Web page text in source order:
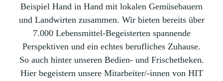
Beispiel Hand in Hand mit lokalen Gemüsebauern
und Landwirten zusammen. Wir bieten bereits über
7.000 Lebensmittel-Begeisterten spannende
Perspektiven und ein echtes berufliches Zuhause.
So auch hinter unseren Bedien- und Frischetheken.
Hier begeistern unsere Mitarbeiter/-innen von HIT